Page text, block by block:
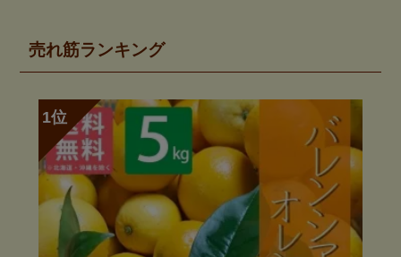
売れ筋ランキング